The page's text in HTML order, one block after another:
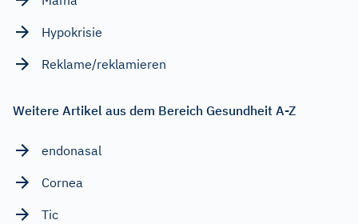
Hypokrisie
Reklame/reklamieren
Weitere Artikel aus dem Bereich Gesundheit A-Z
endonasal
Cornea
Tic